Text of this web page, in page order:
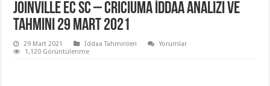
Joinville EC SC – Criciuma İddaa Analizi ve
Tahmini 29 Mart 2021
29 Mart 2021 İddaa Tahminleri
Yorumlar
1,120 Görüntülenme